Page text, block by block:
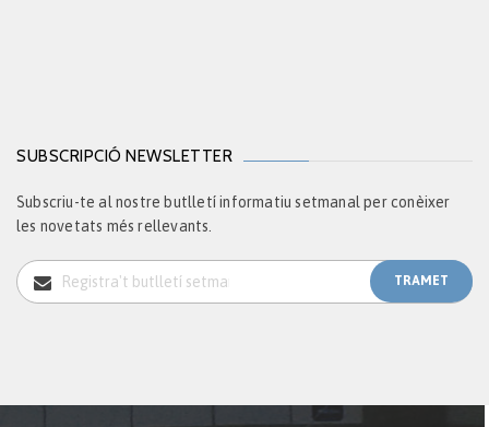
SUBSCRIPCIÓ NEWSLETTER
Subscriu-te al nostre butlletí informatiu setmanal per conèixer
les novetats més rellevants.